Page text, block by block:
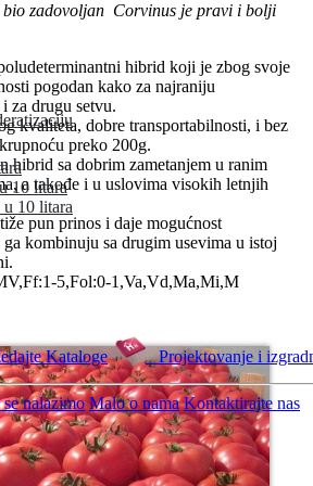
10 litara
10 litara
Kataloge Projektovanje i
se nalazimo Malo o nama Kontaktirajte nas
zadovoljan Corvinus je pravi i bolji
hibrid koji je zbog svoje
pogodan kako za najraniju
za drugu setvu.
kvaliteta, dobre transportabilnosti, i bez
preko 200g.
hibrid sa dobrim zametanjem u ranim
a takođe i u uslovima visokih letnjih
pun prinos i daje mogućnost
kombinuju sa drugim usevima u istoj
5,Fol:0-1,Va,Vd,Ma,Mi,M